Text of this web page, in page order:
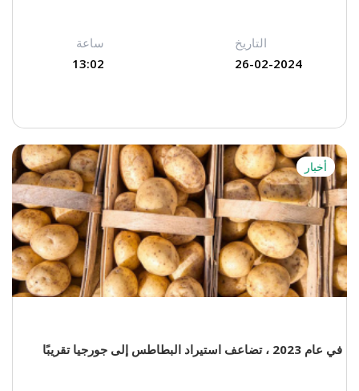
التاريخ
ساعة
26-02-2024
13:02
أخبار
في عام 2023 ، تضاعف استيراد البطاطس إلى جورجيا تقريبًا